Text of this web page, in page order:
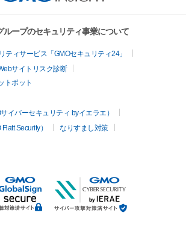
ループのセキュリティ事業について
ティサービス「GMOセキュリティ24」
サイトリスク診断
トボット
イバーセキュリティ byイエラエ）
Security）
なりすまし対策